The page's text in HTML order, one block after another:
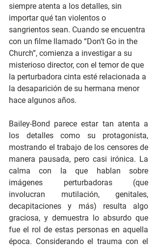
siempre atenta a los detalles, sin
importar qué tan violentos o
sangrientos sean. Cuando se encuentra
con un filme llamado “Don’t Go in the
Church”, comienza a investigar a su
misterioso director, con el temor de que
la perturbadora cinta esté relacionada a
la desaparición de su hermana menor
hace algunos años.
Bailey-Bond parece estar tan atenta a
los detalles como su protagonista,
mostrando el trabajo de los censores de
manera pausada, pero casi irónica. La
calma con la que hablan sobre
imágenes perturbadoras (que
involucran mutilación, genitales,
decapitaciones y más) resulta algo
graciosa, y demuestra lo absurdo que
fue el rol de estas personas en aquella
época. Considerando el trauma con el